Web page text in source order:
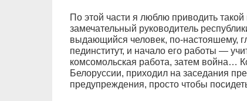
По этой части я люблю приводить
замечательный руководитель
выдающийся человек, по-настояшему,
пединститут, и начало его работы —
комсомольская работа, затем война…
Белоруссии, приходил на заседания
предупреждения, просто чтобы